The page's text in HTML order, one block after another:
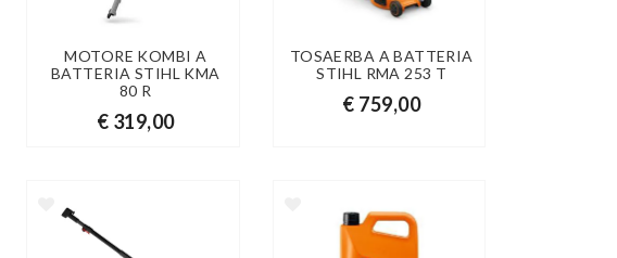
MOTORE KOMBI A
BATTERIA STIHL KMA
80 R
€ 319,00
TOSAERBA A BATTERIA
STIHL RMA 253 T
€ 759,00